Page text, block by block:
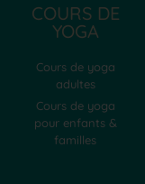
COURS DE
YOGA
Cours de yoga
adultes
Cours de yoga
pour enfants &
familles